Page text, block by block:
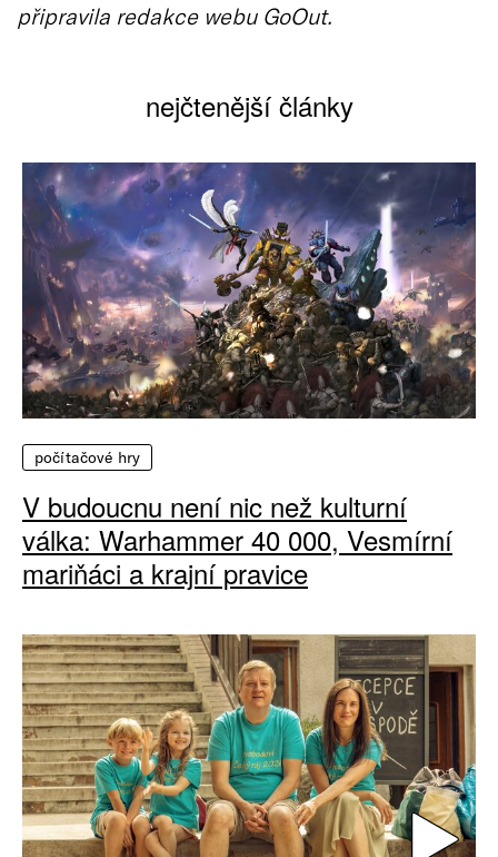
připravila redakce webu GoOut.
nejčtenější články
počítačové hry
V budoucnu není nic než kulturní
válka: Warhammer 40 000, Vesmírní
mariňáci a krajní pravice